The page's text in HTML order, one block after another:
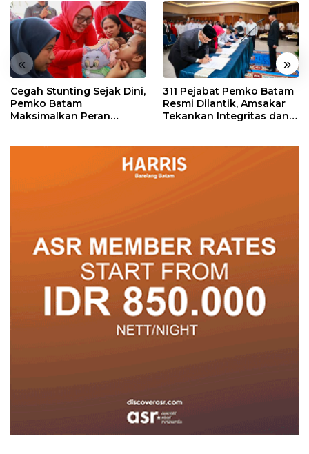
« »
Cegah Stunting Sejak Dini,
Pemko Batam
Maksimalkan Peran
311 Pejabat Pemko Batam
Resmi Dilantik, Amsakar
Tekankan Integritas dan